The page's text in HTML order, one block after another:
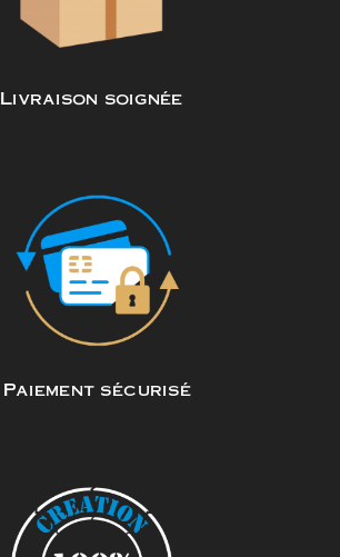
Livraison soignée
Paiement sécurisé